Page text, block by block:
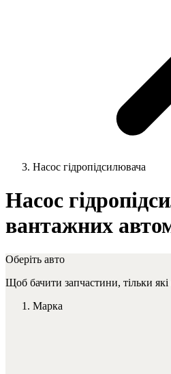
Насос гідропідсилювача
Насос
вантажних
Оберіть авто
Щоб бачити запчастини, тільки які
Марка